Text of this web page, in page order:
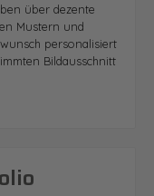
über dezente
Mustern und
personalisiert
Bildausschnitt